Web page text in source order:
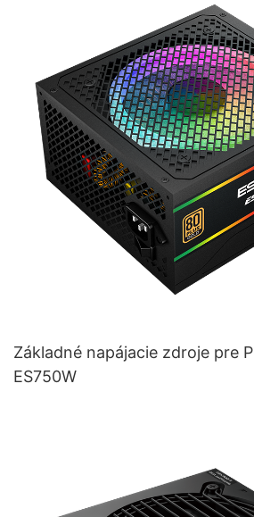
Základné napájacie zdroje pre
ES750W